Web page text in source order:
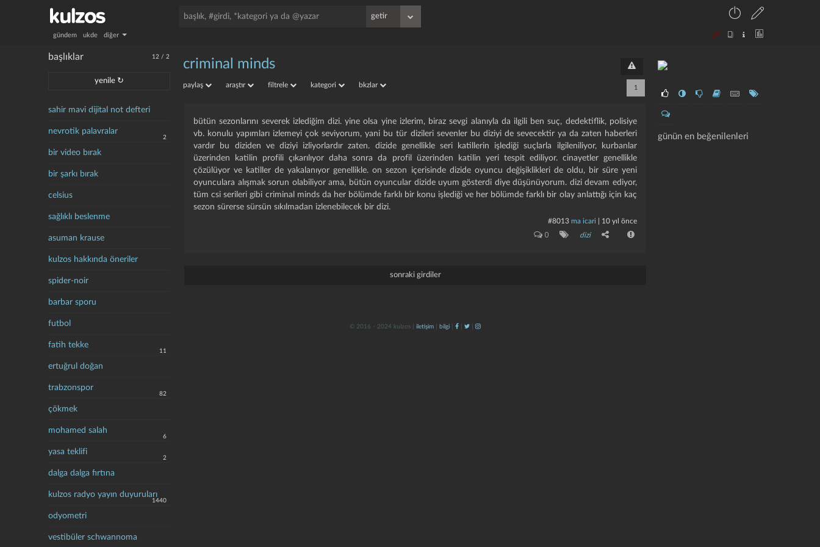
gündem ukde diğer
12 /2
başlıklar
yenile ↻
sahir mavi dijital not defteri
nevrotik palavralar
2
bir video bırak
bir şarkı bırak
celsius
sağlıklı beslenme
asuman krause
kulzos hakkında öneriler
spider-noir
barbar sporu
futbol
fatih tekke
11
ertuğrul doğan
trabzonspor
82
çökmek
mohamed salah
6
yasa teklifi
2
dalga dalga fırtına
kulzos radyo yayın duyuruları
1440
odyometri
vestibüler schwannoma
günün en beğenilenleri
criminal minds
paylaş araştır filtrele kategori bkzlar 1
bütün sezonlarını severek izlediğim dizi. yine olsa yine izlerim, biraz sevgi alanıyla da ilgili ben suç, dedektiflik, polisiye
vb. konulu yapımları izlemeyi çok seviyorum, yani bu tür dizileri sevenler bu diziyi de sevecektir ya da zaten haberleri
vardır bu diziden ve diziyi izliyorlardır zaten. dizide genellikle seri katillerin işlediği suçlarla ilgileniliyor, kurbanlar
üzerinden katilin profili çıkarılıyor daha sonra da profil üzerinden katilin yeri tespit ediliyor. cinayetler genellikle
çözülüyor ve katiller de yakalanıyor genellikle. on sezon içerisinde dizide oyuncu değişiklikleri de oldu, bir süre yeni
oyunculara alışmak sorun olabiliyor ama, bütün oyuncular dizide uyum gösterdi diye düşünüyorum. dizi devam ediyor,
tüm csi serileri gibi criminal minds da her bölümde farklı bir konu işlediği ve her bölümde farklı bir olay anlattığı için kaç
sezon sürerse sürsün sıkılmadan izlenebilecek bir dizi.
#8013 ma icari 10 yıl önce
0 dizi
sonraki girdiler
© 2016 - 2024 kulzos | iletişim bilgi